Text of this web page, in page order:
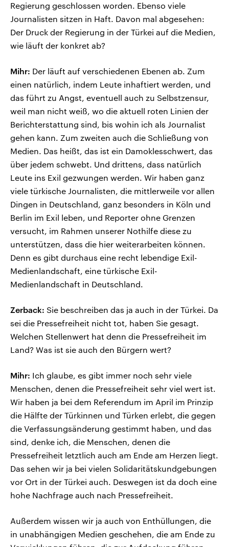
Regierung geschlossen worden. Ebenso viele
Journalisten sitzen in Haft. Davon mal abgesehen:
Der Druck der Regierung in der Türkei auf die Medien,
wie läuft der konkret ab?
Mihr: Der läuft auf verschiedenen Ebenen ab. Zum
einen natürlich, indem Leute inhaftiert werden, und
das führt zu Angst, eventuell auch zu Selbstzensur,
weil man nicht weiß, wo die aktuell roten Linien der
Berichterstattung sind, bis wohin ich als Journalist
gehen kann. Zum zweiten auch die Schließung von
Medien. Das heißt, das ist ein Damoklesschwert, das
über jedem schwebt. Und drittens, dass natürlich
Leute ins Exil gezwungen werden. Wir haben ganz
viele türkische Journalisten, die mittlerweile vor allen
Dingen in Deutschland, ganz besonders in Köln und
Berlin im Exil leben, und Reporter ohne Grenzen
versucht, im Rahmen unserer Nothilfe diese zu
unterstützen, dass die hier weiterarbeiten können.
Denn es gibt durchaus eine recht lebendige Exil-
Medienlandschaft, eine türkische Exil-
Medienlandschaft in Deutschland.
Zerback: Sie beschreiben das ja auch in der Türkei. Da
sei die Pressefreiheit nicht tot, haben Sie gesagt.
Welchen Stellenwert hat denn die Pressefreiheit im
Land? Was ist sie auch den Bürgern wert?
Mihr: Ich glaube, es gibt immer noch sehr viele
Menschen, denen die Pressefreiheit sehr viel wert ist.
Wir haben ja bei dem Referendum im April im Prinzip
die Hälfte der Türkinnen und Türken erlebt, die gegen
die Verfassungsänderung gestimmt haben, und das
sind, denke ich, die Menschen, denen die
Pressefreiheit letztlich auch am Ende am Herzen liegt.
Das sehen wir ja bei vielen Solidaritätskundgebungen
vor Ort in der Türkei auch. Deswegen ist da doch eine
hohe Nachfrage auch nach Pressefreiheit.
Außerdem wissen wir ja auch von Enthüllungen, die
in unabhängigen Medien geschehen, die am Ende zu